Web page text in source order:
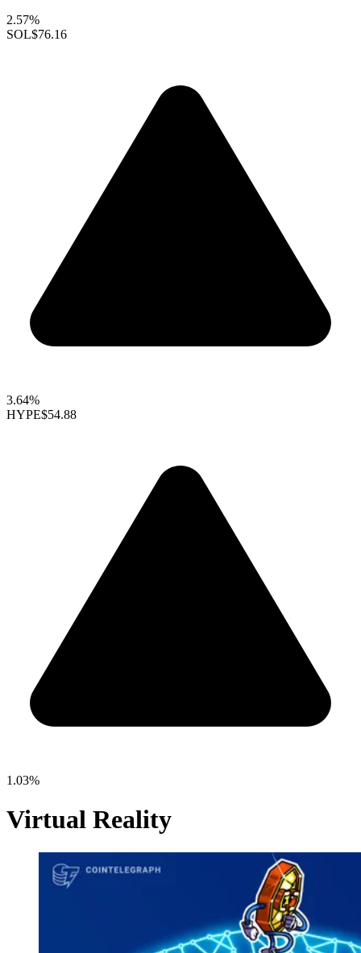
2.57%
SOL$76.16
3.64%
HYPE$54.88
1.03%
Virtual Reality